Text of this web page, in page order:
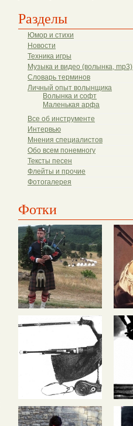
Разделы
Юмор и стихи
Новости
Техника игры
Музыка и видео (волынка, mp3)
Словарь терминов
Личный опыт волынщика
Волынка и софт
Маленькая арфа
Все об инструменте
Интервью
Мнения специалистов
Обо всем понемногу
Тексты песен
Флейты и прочие
Фотогалерея
Фотки